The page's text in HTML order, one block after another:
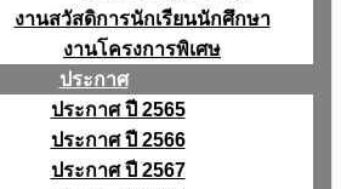
งานสวัสดิการนักเรียนนักศึกษา
งานโครงการพิเศษ
ประกาศ
ประกาศ ปี 2565
ประกาศ ปี 2566
ประกาศ ปี 2567